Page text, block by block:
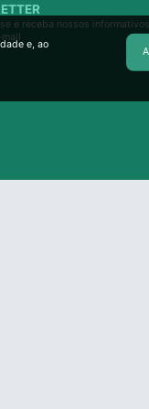
e receba nossos informativos
e, ao